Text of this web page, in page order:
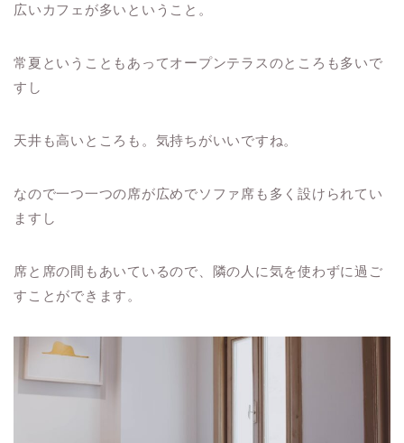
広いカフェが多いということ。
常夏ということもあってオープンテラスのところも多いで
すし
天井も高いところも。気持ちがいいですね。
なので一つ一つの席が広めでソファ席も多く設けられてい
ますし
席と席の間もあいているので、隣の人に気を使わずに過ご
すことができます。